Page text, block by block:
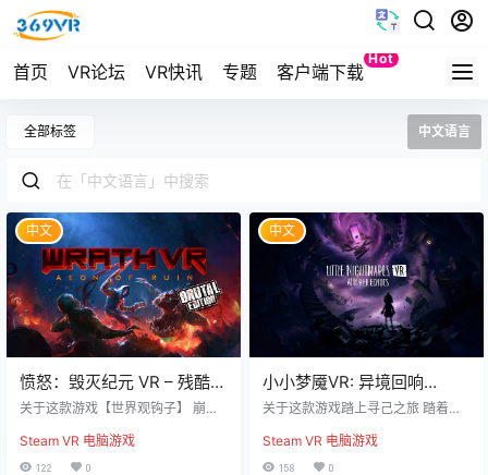
首页 VR论坛 VR快讯 专题 客户端下载
Hot
Quest
全部标签 中文语言
中文
愤怒：毁灭纪元 VR – 残酷版
（WRATH: Aeon of Ruin
关于这款游戏【世界观钩子】 崩毁
系秩序的守护者全数被腐化吞噬，
蛰伏在阴影里的黑暗永远饥肠辘
Steam VR 电脑游戏
122 0
中文
小小梦魇VR: 异境回响
（Little Nightmares VR）
关于这款游戏踏上寻己之旅 踏着未
有明确归途的征途：她要寻回遗失
在黑暗里的另一半灵魂。只有和那
Steam VR 电脑游戏
158 0